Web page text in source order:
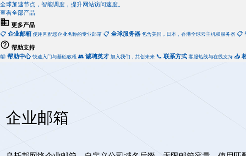
全球加速节点，智能调度，提升网站访问速度。
查看全部产品
更多产品
📋 企业邮箱 使用匹配您企业名称的专业邮箱 📋 全球服务器 包含美国，日本，香港全球云主机和服务器 📋
帮助支持
📖 帮助中心 快速入门与基础教程 👥 诚聘英才 加入我们，共创未来 📞 联系方式 客服热线与在线支持 📥
企业邮箱